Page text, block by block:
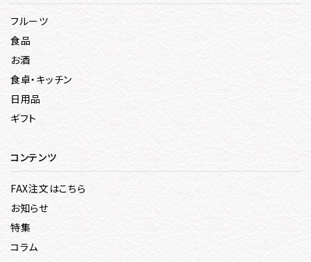
フルーツ
食品
お酒
食卓・キッチン
日用品
ギフト
コンテンツ
FAX注文はこちら
お知らせ
特集
コラム